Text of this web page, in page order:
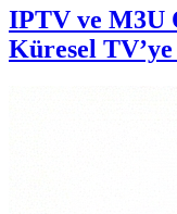
IPTV ve M3U
Küresel TV’ye